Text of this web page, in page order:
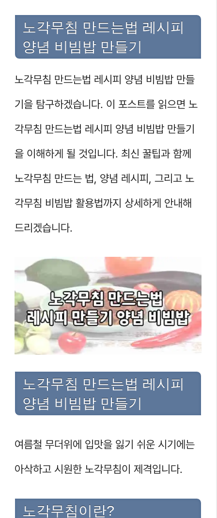
노각무침 만드는법 레시피
양념 비빔밥 만들기
노각무침 만드는법 레시피 양념 비빔밥 만들
기을 탐구하겠습니다. 이 포스트를 읽으면 노
각무침 만드는법 레시피 양념 비빔밥 만들기
을 이해하게 될 것입니다. 최신 꿀팁과 함께
노각무침 만드는 법, 양념 레시피, 그리고 노
각무침 비빔밥 활용법까지 상세하게 안내해
드리겠습니다.
노각무침 만드는법 레시피
양념 비빔밥 만들기
여름철 무더위에 입맛을 잃기 쉬운 시기에는
아삭하고 시원한 노각무침이 제격입니다.
노각무침이란?